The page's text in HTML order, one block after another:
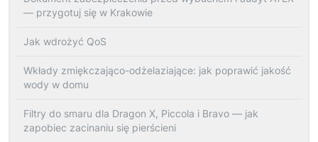
— przygotuj się w Krakowie
Jak wdrożyć QoS
Wkłady zmiękczająco-odżelaziające: jak poprawić jakość
wody w domu
Filtry do smaru dla Dragon X, Piccola i Bravo — jak
zapobiec zacinaniu się pierścieni